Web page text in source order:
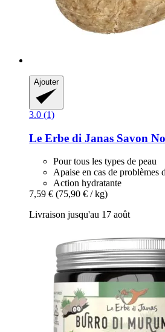
Ajouter
3.0 (1)
Le Erbe di Janas Savon
Pour tous les types de peau
Apaise en cas de problèmes
Action hydratante
7,59 € (75,90 € / kg)
Livraison jusqu'au 17 août